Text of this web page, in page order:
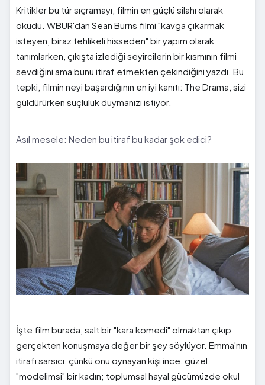
Kritikler bu tür sıçramayı, filmin en güçlü silahı olarak
okudu. WBUR'dan Sean Burns filmi "kavga çıkarmak
isteyen, biraz tehlikeli hisseden" bir yapım olarak
tanımlarken, çıkışta izlediği seyircilerin bir kısmının filmi
sevdiğini ama bunu itiraf etmekten çekindiğini yazdı. Bu
tepki, filmin neyi başardığının en iyi kanıtı: The Drama, sizi
güldürürken suçluluk duymanızı istiyor.
Asıl mesele: Neden bu itiraf bu kadar şok edici?
İşte film burada, salt bir "kara komedi" olmaktan çıkıp
gerçekten konuşmaya değer bir şey söylüyor. Emma'nın
itirafı sarsıcı, çünkü onu oynayan kişi ince, güzel,
"modelimsi" bir kadın; toplumsal hayal gücümüzde okul